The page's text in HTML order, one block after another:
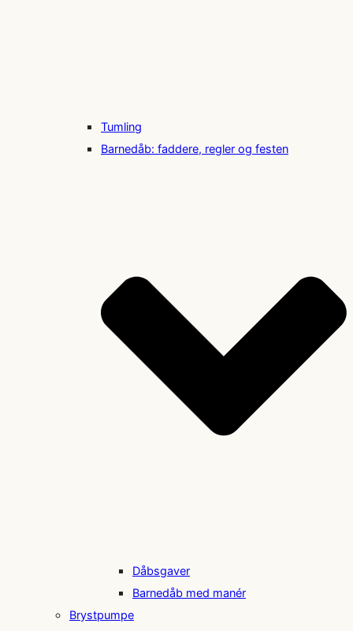
Tumling
Barnedåb: faddere, regler og festen
Dåbsgaver
Barnedåb med manér
Brystpumpe